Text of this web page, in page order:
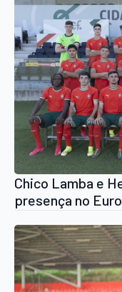
Chico Lamba e
presença no